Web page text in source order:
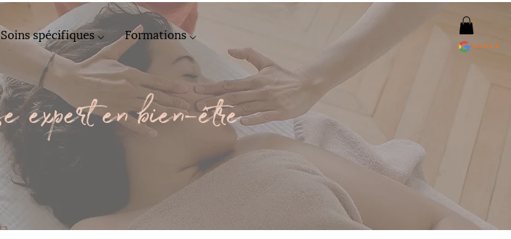
Soins spécifiques ⌵ Formations ⌵
expert en bien-être